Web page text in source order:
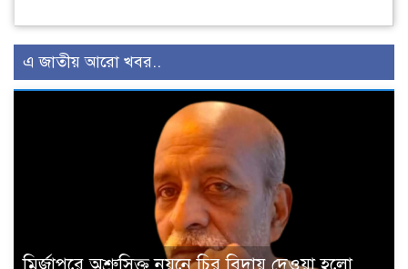
এ জাতীয় আরো খবর..